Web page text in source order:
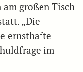
großen Tisch
„Die
ernsthafte
im